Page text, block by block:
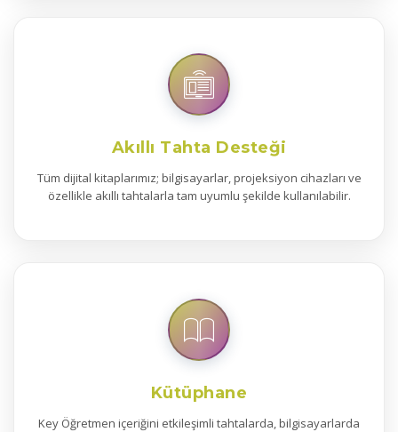
Akıllı Tahta Desteği
Tüm dijital kitaplarımız; bilgisayarlar, projeksiyon cihazları ve
özellikle akıllı tahtalarla tam uyumlu şekilde kullanılabilir.
Kütüphane
Key Öğretmen içeriğini etkileşimli tahtalarda, bilgisayarlarda